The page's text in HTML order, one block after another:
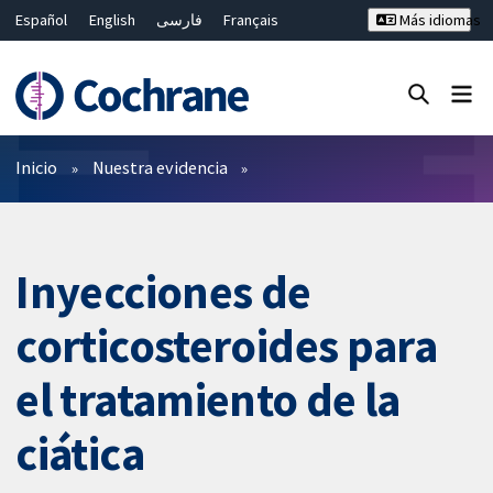
Español English فارسی
Français
Bahasa Malaysia
ไทย 繁體中文
Más idiomas
Filtros
Inicio Nuestra evidencia
Inyecciones de
corticosteroides para
el tratamiento de la
ciática